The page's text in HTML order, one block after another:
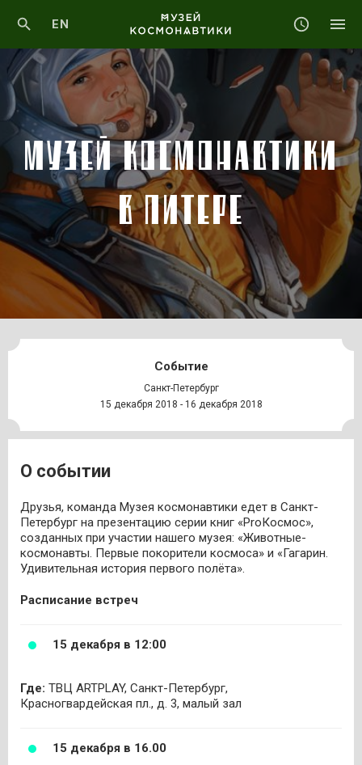
EN
МУЗЕЙ КОСМОНАВТИКИ
В ПИТЕРЕ
Событие
Санкт-Петербург
15 декабря 2018 - 16 декабря 2018
О событии
Друзья, команда Музея космонавтики едет в Санкт-
Петербург на презентацию серии книг «ProКосмос»,
созданных при участии нашего музея: «Животные-
космонавты. Первые покорители космоса» и «Гагарин.
Удивительная история первого полёта».
Расписание встреч
15 декабря в 12:00
Где: ТВЦ ARTPLAY, Санкт-Петербург,
Красногвардейская пл., д. 3, малый зал
15 декабря в 16.00